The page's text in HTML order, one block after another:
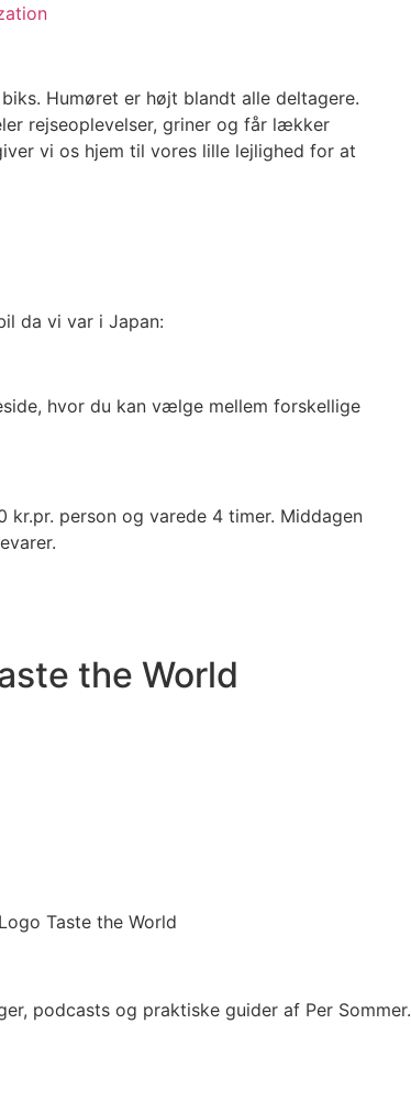
Humøret er højt blandt alle deltagere.
rejseoplevelser, griner og får lækker
vi os hjem til vores lille lejlighed for at
da vi var i Japan:
hvor du kan vælge mellem forskellige
kr.pr. person og varede 4 timer. Middagen
the World
podcasts og praktiske guider af Per Sommer.